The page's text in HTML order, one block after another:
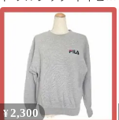
USA M ワンポイントロ
¥ 2,300